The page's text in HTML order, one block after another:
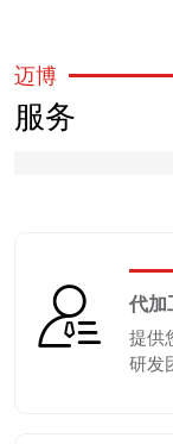
迈博
服务
代加
提供
研发